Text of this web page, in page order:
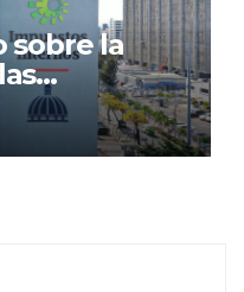
sobre la
la DGII;